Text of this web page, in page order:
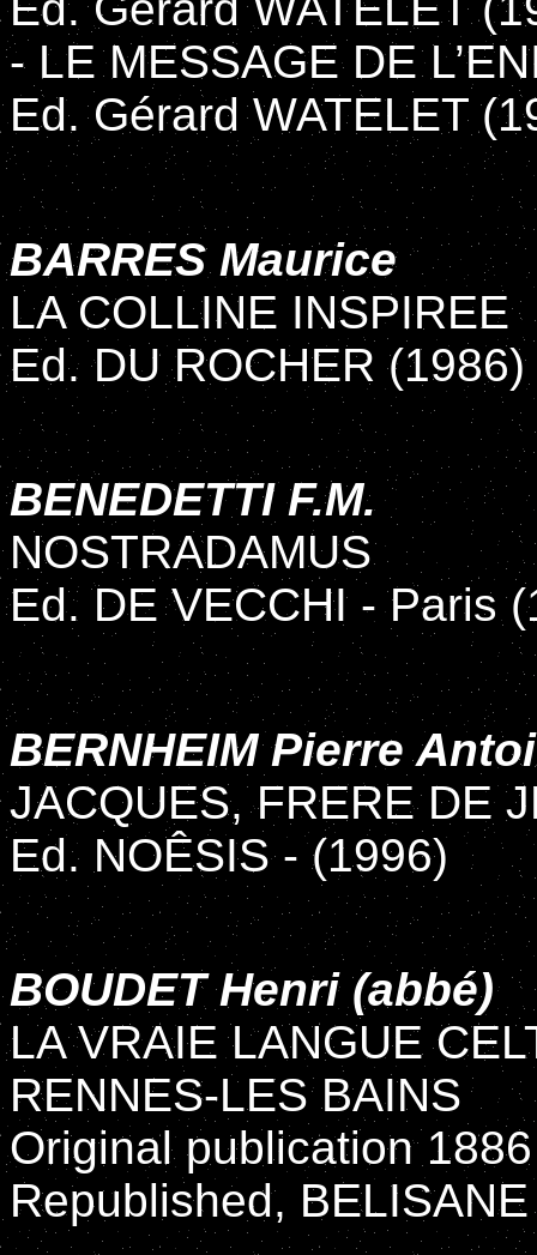
- LE MESSAGE DE
Ed. Gérard WATELET
BARRES Maurice
LA COLLINE INSPIREE
Ed. DU ROCHER (1986)
BENEDETTI F.M.
NOSTRADAMUS
Ed. DE VECCHI - Paris
BERNHEIM Pierre
JACQUES, FRERE DE
Ed. NOÊSIS - (1996)
BOUDET Henri (abbé)
LA VRAIE LANGUE
RENNES-LES BAINS
Original publication 1886
Republished,